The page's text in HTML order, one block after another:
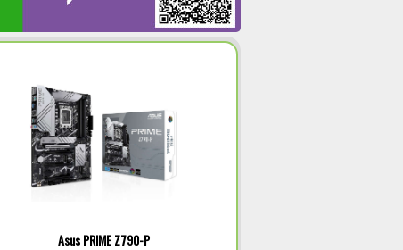
Asus PRIME Z790-P